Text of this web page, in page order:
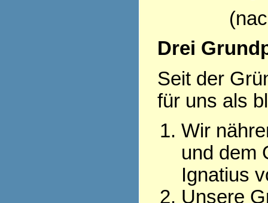
Drei
Seit der
für uns als
Wir
und dem
Ignatius
Unsere